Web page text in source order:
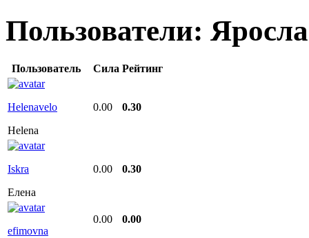
Пользователи:
Пользователь Сила Рейтинг
Helenavelo
Helena
0.00 0.30
Iskra
Елена
0.00 0.30
efimovna
0.00 0.00